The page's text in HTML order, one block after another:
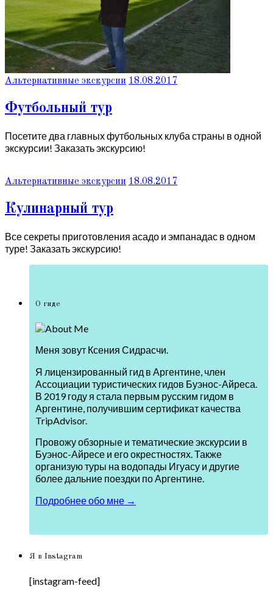
Альтернативные экскурсии 18.08.2017
Футбольный тур
Посетите два главных футбольных клуба страны в одной
экскурсии! Заказать экскурсию!
Альтернативные экскурсии 18.08.2017
Кулинарный тур
Все секреты приготовления асадо и эмпанадас в одном
туре! Заказать экскурсию!
О гиде
Меня зовут Ксения Сидрасчи.
Я лицензированный гид в Аргентине, член
Ассоциации туристических гидов Буэнос-Айреса.
В 2019 году я стала первым русским гидом в
Аргентине, получившим сертификат качества
TripAdvisor.
Провожу обзорные и тематические экскурсии в
Буэнос-Айресе и его окрестностях. Также
организую туры на водопады Игуасу и другие
более дальние поездки по Аргентине.
Подробнее обо мне →
Я в Instagram
[instagram-feed]